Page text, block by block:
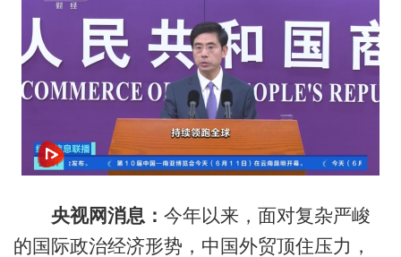
央视网消息： 今年以来，面对复杂严峻
的国际政治经济形势，中国外贸顶住压力，